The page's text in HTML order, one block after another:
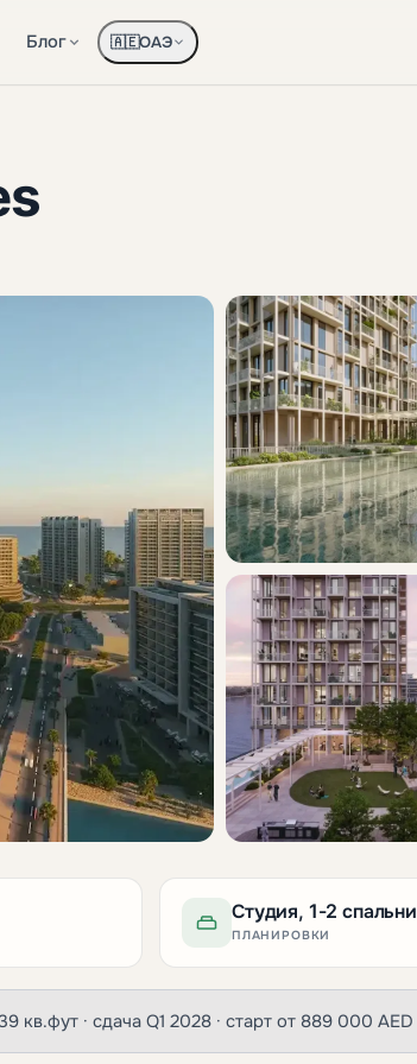
Блог 🇦🇪ОАЭ
Студия, 1-2 спальни
ПЛАНИРОВКИ
кв.фут · сдача Q1 2028 · старт от 889 000 AED